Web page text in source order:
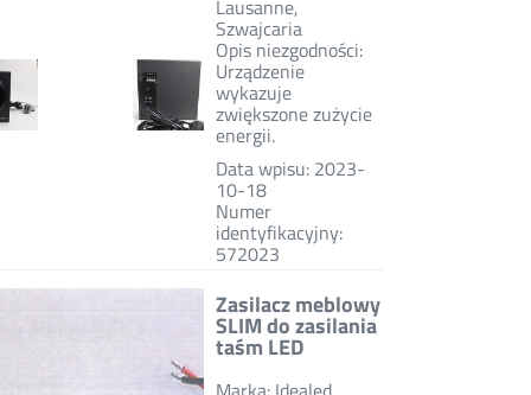
Lausanne,
Szwajcaria
Opis niezgodności:
Urządzenie
wykazuje
zwiększone zużycie
energii.
Data wpisu: 2023-
10-18
Numer
identyfikacyjny:
572023
Zasilacz meblowy
SLIM do zasilania
taśm LED